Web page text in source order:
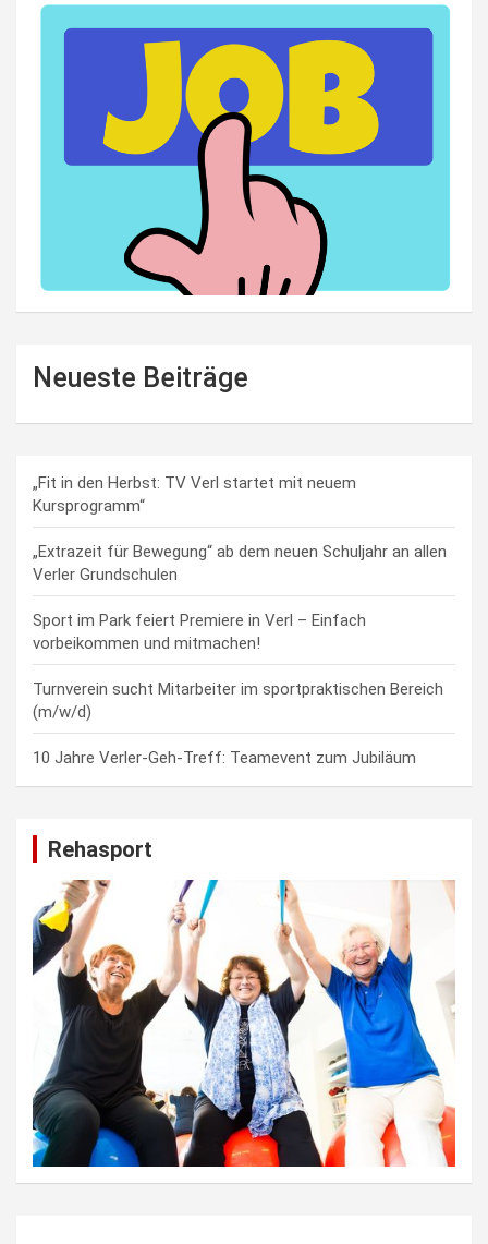
Neueste Beiträge
„Fit in den Herbst: TV Verl startet mit neuem
Kursprogramm“
„Extrazeit für Bewegung“ ab dem neuen Schuljahr an allen
Verler Grundschulen
Sport im Park feiert Premiere in Verl – Einfach
vorbeikommen und mitmachen!
Turnverein sucht Mitarbeiter im sportpraktischen Bereich
(m/w/d)
10 Jahre Verler-Geh-Treff: Teamevent zum Jubiläum
Rehasport